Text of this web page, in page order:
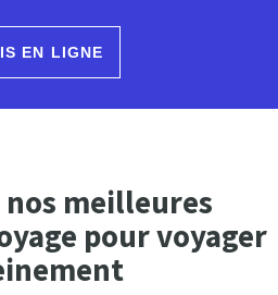
EN LIGNE
meilleures
pour voyager